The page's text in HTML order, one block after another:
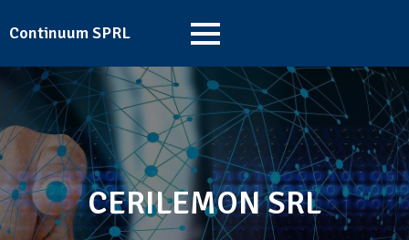
Continuum SPRL
CERILEMON SRL